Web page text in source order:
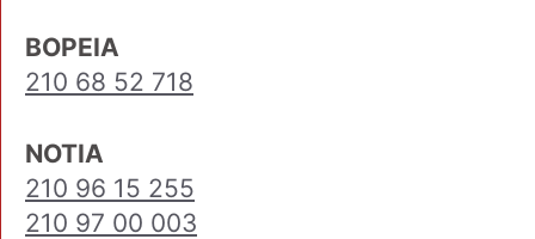
ΒΟΡΕΙΑ
210 68 52 718
ΝΟΤΙΑ
210 96 15 255
210 97 00 003